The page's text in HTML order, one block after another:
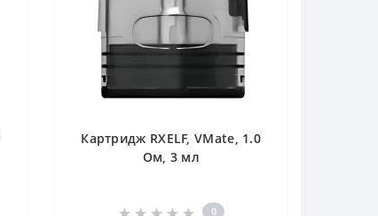
Картридж RXELF, VMate, 1.0
Ом, 3 мл
0